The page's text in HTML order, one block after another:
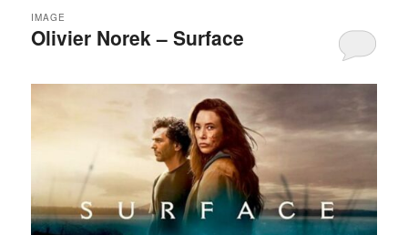
Olivier Norek – Surface
IMAGE